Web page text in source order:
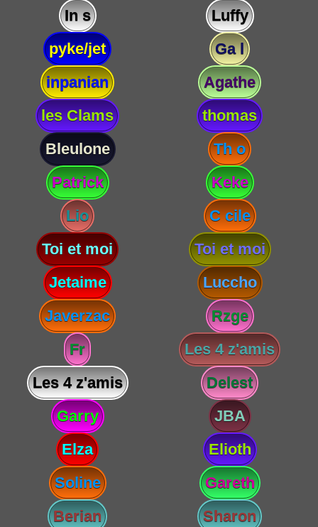
In s
Luffy
pyke/jet
Ga l
inpanian
Agathe
les Clams
thomas
Bleulone
Th o
Patrick
Keke
Lio
C cile
Toi et moi
Toi et moi
Jetaime
Luccho
Javerzac
Rzge
Fr
Les 4 z'amis
Les 4 z'amis
Delest
Garry
JBA
Elza
Elioth
Soline
Gareth
Berian
Sharon